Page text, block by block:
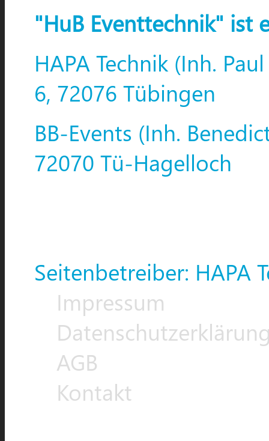
"HuB Eventtechnik" ist
HAPA Technik (Inh.
6, 72076 Tübingen
BB-Events (Inh.
72070 Tü-Hagelloch
Seitenbetreiber: HAPA
Impressum
AGB
Kontakt